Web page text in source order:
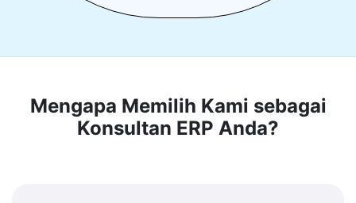
Mengapa Memilih Kami sebagai
Konsultan ERP Anda?